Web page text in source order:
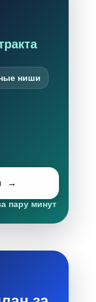
ниши
пару минут